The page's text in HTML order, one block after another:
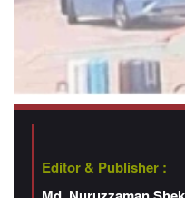
Editor & Publisher :